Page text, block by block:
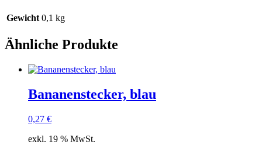
Gewicht 0,1 kg
Ähnliche Produkte
Bananenstecker, blau
0,27 €
exkl. 19 % MwSt.